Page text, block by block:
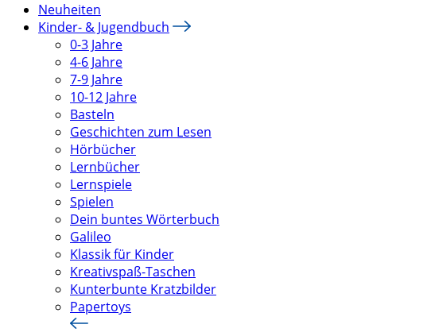
Neuheiten
Kinder- & Jugendbuch
0-3 Jahre
4-6 Jahre
7-9 Jahre
10-12 Jahre
Basteln
Geschichten zum Lesen
Hörbücher
Lernbücher
Lernspiele
Spielen
Dein buntes Wörterbuch
Galileo
Klassik für Kinder
Kreativspaß-Taschen
Kunterbunte Kratzbilder
Papertoys